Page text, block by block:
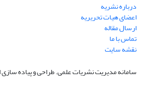
درباره نشریه
اعضای هیات تحریریه
ارسال مقاله
تماس با ما
نقشه سایت
سامانه مدیریت نشریات علمی.طراحی و پیاده سازی